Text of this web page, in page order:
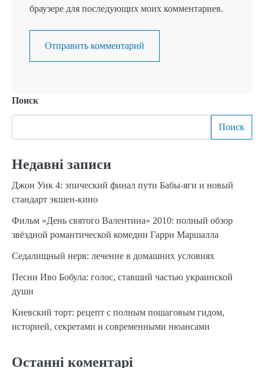
браузере для последующих моих комментариев.
Поиск
Поиск
Недавні записи
Джон Уик 4: эпический финал пути Бабы-яги и новый
стандарт экшен-кино
Фильм «День святого Валентина» 2010: полный обзор
звёздной романтической комедии Гарри Маршалла
Седалищный нерв: лечение в домашних условиях
Песни Иво Бобула: голос, ставший частью украинской
души
Киевский торт: рецепт с полным пошаговым гидом,
историей, секретами и современными нюансами
Останні коментарі